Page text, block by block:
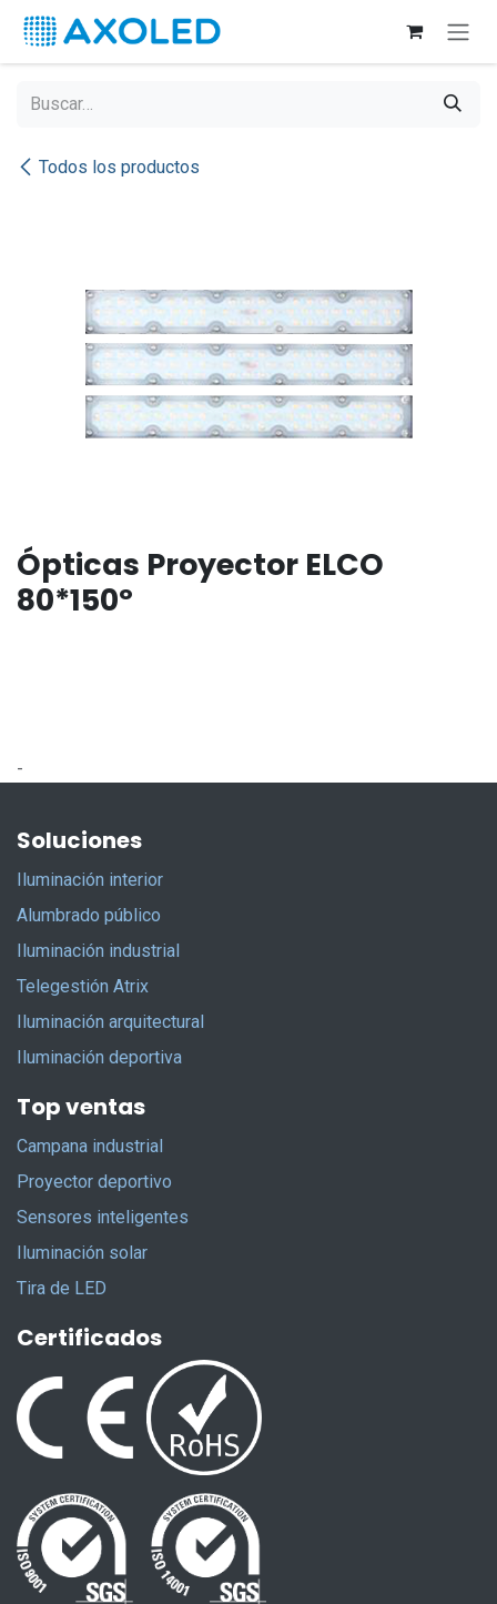
Ir al contenido
Todos los productos
Ópticas Proyector ELCO
80*150º
-
Soluciones
Iluminación interior
Alumbrado público
Iluminación industrial
Telegestión Atrix
Iluminación arquitectural
Iluminación deportiva
Top ventas
Campana industrial
Proyector deportivo
Sensores inteligentes
Iluminación solar
Tira de LED
Certificados